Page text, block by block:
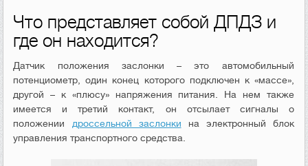
Что представляет собой ДПДЗ и
где он находится?
Датчик положения заслонки – это автомобильный
потенциометр, один конец которого подключен к «массе»,
другой – к «плюсу» напряжения питания. На нем также
имеется и третий контакт, он отсылает сигналы о
положении дроссельной заслонки на электронный блок
управления транспортного средства.